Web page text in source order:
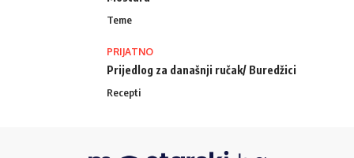
Teme
PRIJATNO
Prijedlog za današnji ručak/ Buredžici
Recepti